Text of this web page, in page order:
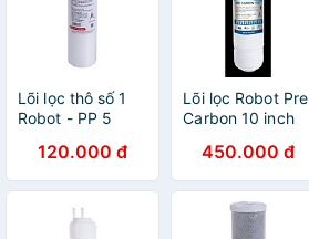
Lõi lọc thô số 1
Robot - PP 5
Taiwan - Hàng
chính hãng
120.000 đ
Lõi lọc Robot Pre
Carbon 10 inch
Khối - Korea) -
Hàng chính hãng
450.000 đ